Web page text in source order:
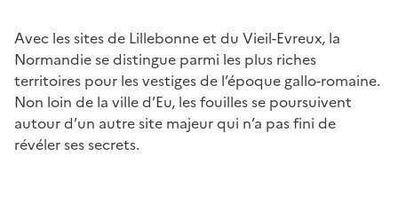
Avec les sites de Lillebonne et du Vieil-Evreux, la
Normandie se distingue parmi les plus riches
territoires pour les vestiges de l’époque gallo-romaine.
Non loin de la ville d’Eu, les fouilles se poursuivent
autour d’un autre site majeur qui n’a pas fini de
révéler ses secrets.